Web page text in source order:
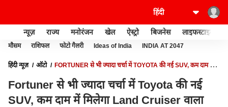
न्यूज़ राज्य मनोरंजन खेल ऐस्ट्रो बिजनेस लाइफस्टाइल
मौसम राशिफल फोटो गैलरी Ideas of India INDIA AT 2047
हिंदी न्यूज़ ऑटो
FORTUNER से भी ज्यादा चर्चा में TOYOTA की नई SUV, कम दाम में
Fortuner से भी ज्यादा चर्चा में Toyota की नई
SUV, कम दाम में मिलेगा Land Cruiser वाला